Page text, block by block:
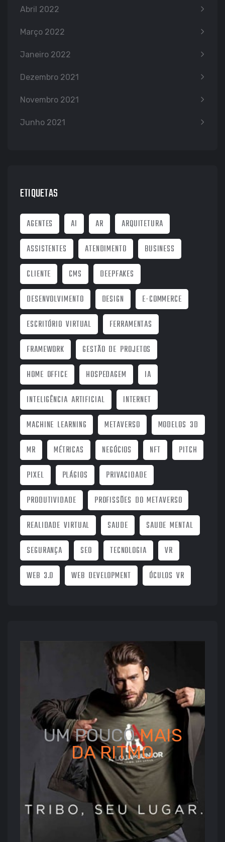
Abril 2022
Março 2022
Janeiro 2022
Dezembro 2021
Novembro 2021
Junho 2021
ETIQUETAS
AGENTES AI AR
ARQUITETURA
ASSISTENTES
ATENDIMENTO
BUSINESS
CLIENTE
CMS
DEEPFAKES
DESENVOLVIMENTO
DESIGN
E-COMMERCE
ESCRITÓRIO VIRTUAL
FERRAMENTAS
FRAMEWORK
GESTÃO DE PROJETOS
HOME OFFICE
HOSPEDAGEM
IA
INTELIGÊNCIA ARTIFICIAL
INTERNET
MACHINE LEARNING
METAVERSO
MODELOS 3D
MR
MÉTRICAS NEGÓCIOS NFT
PITCH
PIXEL
PLÁGIOS
PRIVACIDADE
PRODUTIVIDADE
PROFISSÕES DO METAVERSO
REALIDADE VIRTUAL
SAUDE
SAUDE MENTAL
SEGURANÇA
SEO TECNOLOGIA
VR
WEB 3.0
WEB DEVELOPMENT ÓCULOS VR
UM POUCOMAIS
DARITMO